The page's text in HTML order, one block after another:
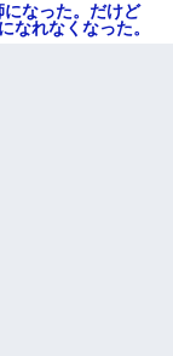
なった。だけど
なれなくなった。